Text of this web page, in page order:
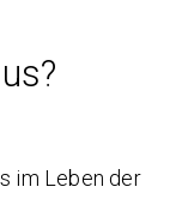
im Leben der